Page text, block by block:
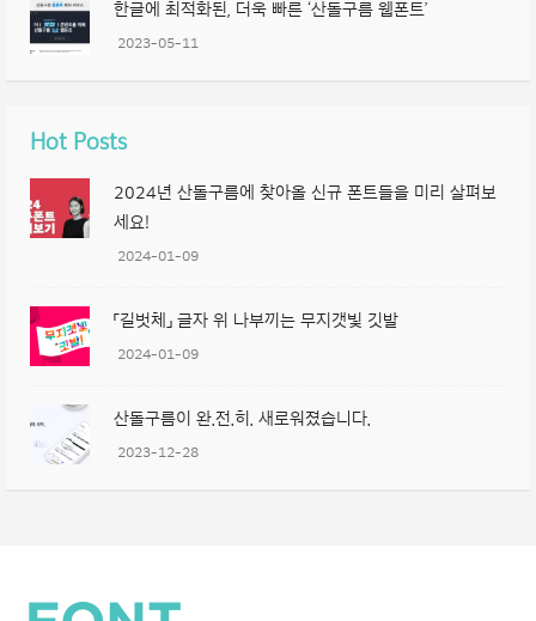
한글에 최적화된, 더욱 빠른 ‘산돌구름 웹폰트’
2023-05-11
Hot Posts
2024년 산돌구름에 찾아올 신규 폰트들을 미리 살펴보
세요!
2024-01-09
「길벗체」 글자 위 나부끼는 무지갯빛 깃발
2024-01-09
산돌구름이 완.전.히. 새로워졌습니다.
2023-12-28